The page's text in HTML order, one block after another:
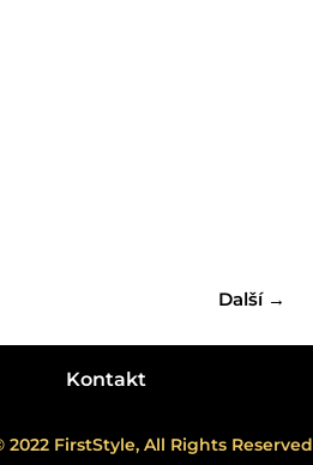
Další→
Kontakt
FirstStyle, All Rights Reserved